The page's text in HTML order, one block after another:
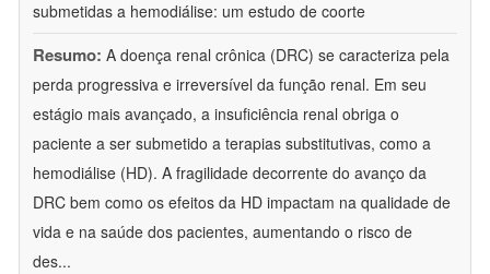
submetidas a hemodiálise: um estudo de coorte
Resumo: A doença renal crônica (DRC) se caracteriza pela
perda progressiva e irreversível da função renal. Em seu
estágio mais avançado, a insuficiência renal obriga o
paciente a ser submetido a terapias substitutivas, como a
hemodiálise (HD). A fragilidade decorrente do avanço da
DRC bem como os efeitos da HD impactam na qualidade de
vida e na saúde dos pacientes, aumentando o risco de
des...